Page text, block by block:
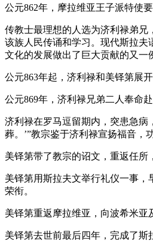
公元862年，摩拉维亚王子派特使
传教士最理想的人选为济利禄弟
该族人民传诵和学习。现代斯拉夫
文化的发展做出了巨大贡献的又一
公元863年起，济利禄和美铎第展
公元869年，济利禄兄弟二人奉命
济利禄在罗马逗留期内，突患急病
葬。’”教宗鉴于济利禄宣扬福音，
美铎第带了教宗的诏文，重返任所
美铎第用斯拉夫文举行礼仪一事
荣衔。
美铎第重返摩拉维亚，向波希米亚
美铎第去世前最后四年，完成了斯